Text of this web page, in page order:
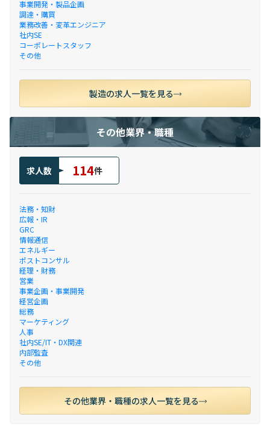
事業開発・製品企画
調達・購買
業務改善・変革エンジニア
社内SE
コーポレートスタッフ
その他
製造の求人一覧を見る
その他業界・職種
求人数 114件
法務・知財
広報・IR
GRC
情報通信
エネルギー
ポストコンサル
経理・財務
営業
事業企画・事業開発
経営企画
総務
マーケティング
人事
社内SE/IT・DX関連
内部監査
その他
その他業界・職種の求人一覧を見る